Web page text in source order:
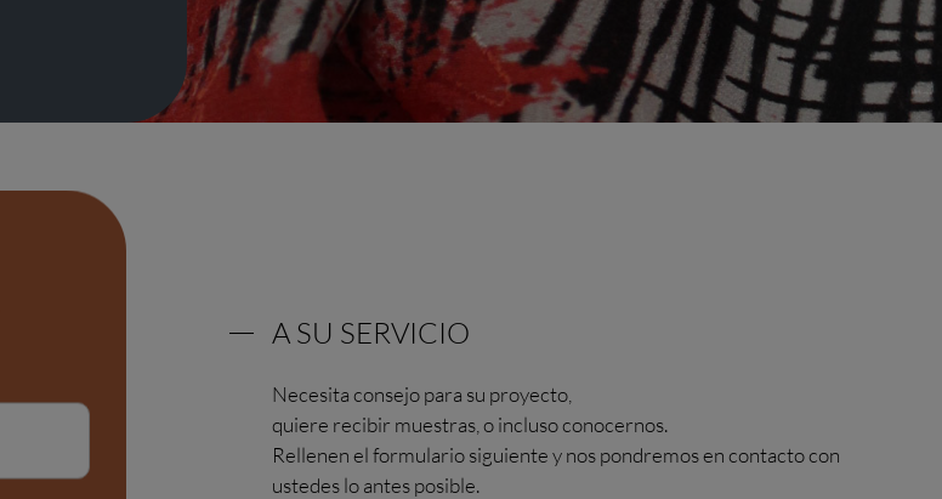
A SU SERVICIO
Necesita consejo para su proyecto,
quiere recibir muestras, o incluso conocernos.
Rellenen el formulario siguiente y nos pondremos en contacto con
ustedes lo antes posible.